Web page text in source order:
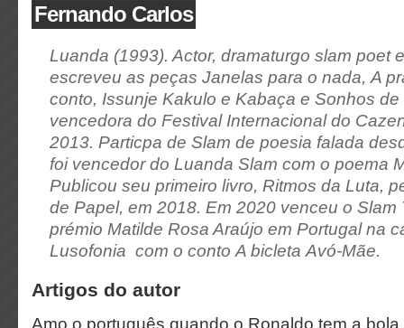
Fernando Carlos
Luanda (1993). Actor, dramaturgo slam poet
escreveu as peças Janelas para o nada, A
conto, Issunje Kakulo e Kabaça e Sonhos
vencedora do Festival Internacional do
2013. Particpa de Slam de poesia falada
foi vencedor do Luanda Slam com o poema
Publicou seu primeiro livro, Ritmos da Luta,
de Papel, em 2018. Em 2020 venceu o Slam
prémio Matilde Rosa Araújo em Portugal na
Lusofonia com o conto A bicleta Avó-Mãe.
Artigos do autor
Amo o português quando o Ronaldo tem a bola